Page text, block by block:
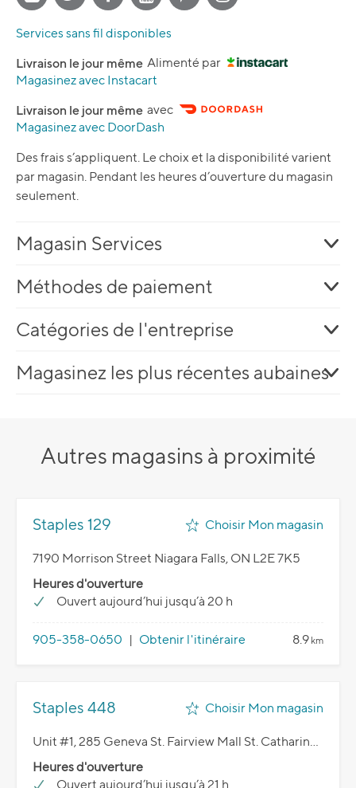
Services sans fil disponibles
Livraison le jour même Alimenté par
Magasinez avec Instacart
Livraison le jour même avec
Magasinez avec DoorDash
Des frais s’appliquent. Le choix et la disponibilité varient
par magasin. Pendant les heures d’ouverture du magasin
seulement.
Magasin Services
Méthodes de paiement
Catégories de l'entreprise
Magasinez les plus récentes aubaines
Autres magasins à proximité
Staples 129 Choisir Mon magasin
7190 Morrison Street Niagara Falls, ON L2E 7K5
Heures d'ouverture
Ouvert aujourd’hui jusqu’à 20 h
905-358-0650 | Obtenir l'itinéraire 8.9 km
Staples 448 Choisir Mon magasin
Unit #1, 285 Geneva St. Fairview Mall St. Catharines, ON L2N 2G1
Heures d'ouverture
Ouvert aujourd’hui jusqu’à 21 h